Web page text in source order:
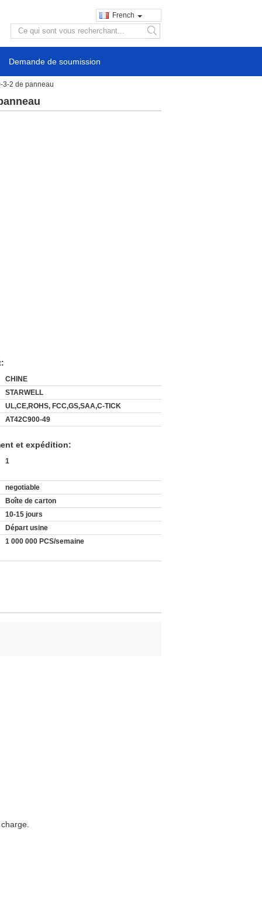
French
search
Demande de soumission
3-2 de panneau
CHINE
STARWELL
UL,CE,ROHS, FCC,GS,SAA,C-TICK
AT42C900-49
et expédition:
1
negotiable
Boîte de carton
10-15 jours
Départ usine
1 000 000 PCS/semaine